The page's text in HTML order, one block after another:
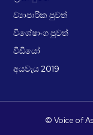
ව්‍යාපාරික පුවත්
විශේෂාංග පුවත්
වීඩීයෝ
අයවැය 2019
© Voice of